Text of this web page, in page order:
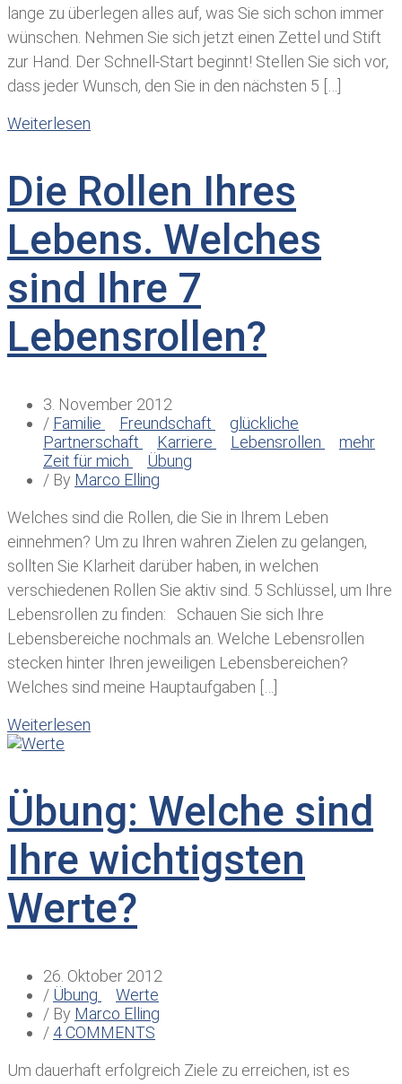
lange zu überlegen alles auf, was Sie sich schon immer
wünschen. Nehmen Sie sich jetzt einen Zettel und Stift
zur Hand. Der Schnell-Start beginnt! Stellen Sie sich vor,
dass jeder Wunsch, den Sie in den nächsten 5 […]
Weiterlesen
Die Rollen Ihres
Lebens. Welches
sind Ihre 7
Lebensrollen?
3. November 2012
/ Familie Freundschaft
glückliche
Partnerschaft
Karriere Lebensrollen
mehr
Zeit für mich
Übung
/ By Marco Elling
Welches sind die Rollen, die Sie in Ihrem Leben
einnehmen? Um zu Ihren wahren Zielen zu gelangen,
sollten Sie Klarheit darüber haben, in welchen
verschiedenen Rollen Sie aktiv sind. 5 Schlüssel, um Ihre
Lebensrollen zu finden: Schauen Sie sich Ihre
Lebensbereiche nochmals an. Welche Lebensrollen
stecken hinter Ihren jeweiligen Lebensbereichen?
Welches sind meine Hauptaufgaben […]
Weiterlesen
Übung: Welche sind
Ihre wichtigsten
Werte?
26. Oktober 2012
/ Übung
Werte
/ By Marco Elling
/ 4 COMMENTS
Um dauerhaft erfolgreich Ziele zu erreichen, ist es